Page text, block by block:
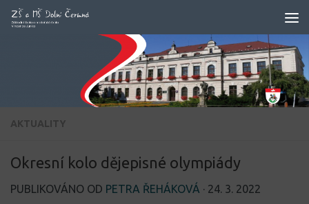
Skip to content
AKTUALITY
Okresní kolo dějepisné olympiády
PUBLIKOVÁNO OD PETRA ŘEHÁKOVÁ · 24. 3. 2022